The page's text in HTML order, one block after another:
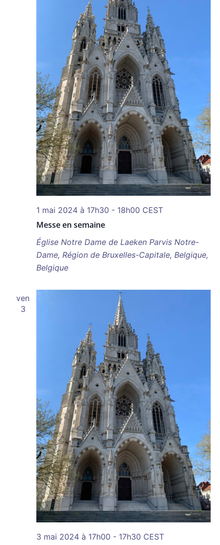
Messe en semaine
1 mai 2024 à 17h30 - 18h00 CEST
Église Notre Dame de Laeken Parvis Notre-
Dame, Région de Bruxelles-Capitale, Belgique,
Belgique
ven
3
3 mai 2024 à 17h00 - 17h30 CEST